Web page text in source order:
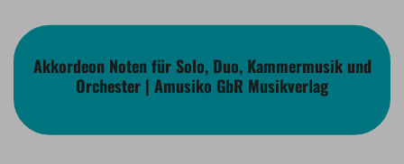
Akkordeon Noten für Solo, Duo, Kammermusik und
Orchester | Amusiko GbR Musikverlag